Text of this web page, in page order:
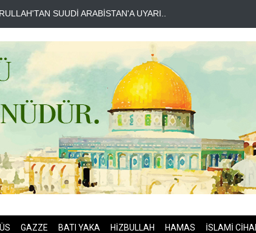
İRAN SAVAŞTAN ZAFERLE ÇIKTI..
GAZZE BATI YAKA HİZBULLAH HAMAS İSLAMİ